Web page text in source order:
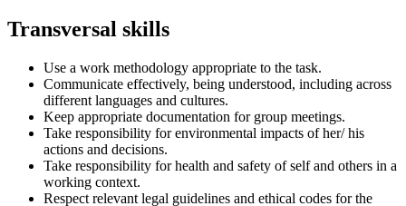
Transversal skills
Use a work methodology appropriate to the task.
Communicate effectively, being understood, including across
different languages and cultures.
Keep appropriate documentation for group meetings.
Take responsibility for environmental impacts of her/ his
actions and decisions.
Take responsibility for health and safety of self and others in a
working context.
Respect relevant legal guidelines and ethical codes for the